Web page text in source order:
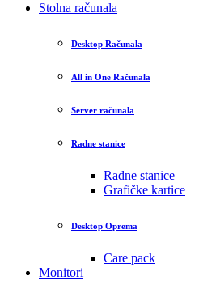
Stolna računala
Desktop Računala
All in One Računala
Server računala
Radne stanice
Radne stanice
Grafičke kartice
Desktop Oprema
Care pack
Monitori